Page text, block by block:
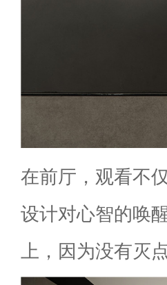
在前厅，观看不
设计对心智的唤
上，因为没有灭